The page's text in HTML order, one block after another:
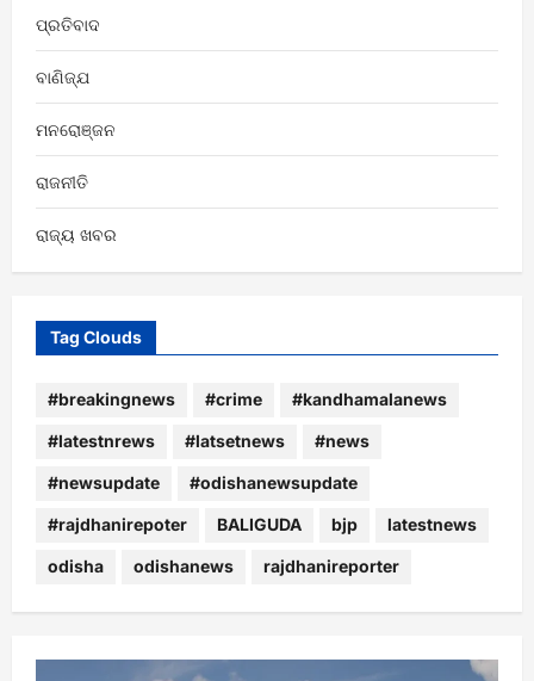
ପ୍ରତିବାଦ
ବାଣିଜ୍ଯ
ମନରୋଞ୍ଜନ
ରାଜନୀତି
ରାଜ୍ୟ ଖବର
Tag Clouds
#breakingnews #crime #kandhamalanews
#latestnrews #latsetnews #news
#newsupdate #odishanewsupdate
#rajdhanirepoter BALIGUDA bjp latestnews
odisha odishanews rajdhanireporter